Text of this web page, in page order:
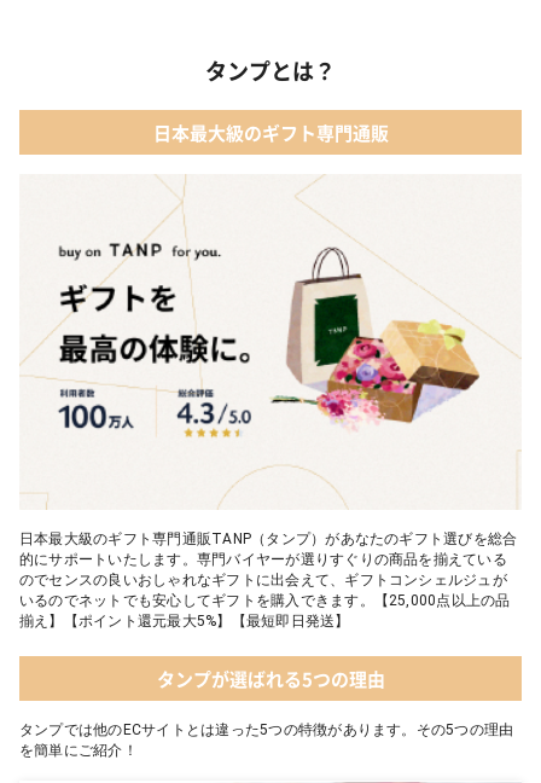
タンプとは？
日本最大級のギフト専門通販
日本最大級のギフト専門通販TANP（タンプ）があなたのギフト選びを総合
的にサポートいたします。専門バイヤーが選りすぐりの商品を揃えている
のでセンスの良いおしゃれなギフトに出会えて、ギフトコンシェルジュが
いるのでネットでも安心してギフトを購入できます。【25,000点以上の品
揃え】【ポイント還元最大5%】【最短即日発送】
タンプが選ばれる5つの理由
タンプでは他のECサイトとは違った5つの特徴があります。その5つの理由
を簡単にご紹介！